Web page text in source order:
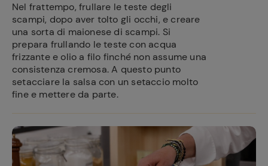
Nel frattempo, frullare le teste degli
scampi, dopo aver tolto gli occhi, e creare
una sorta di maionese di scampi. Si
prepara frullando le teste con acqua
frizzante e olio a filo finché non assume una
consistenza cremosa. A questo punto
setacciare la salsa con un setaccio molto
fine e mettere da parte.